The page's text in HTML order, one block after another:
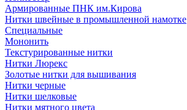
Армированные ПНК им.Кирова
Нитки швейные в промышленной намотке
Специальные
Мононить
Текстурированные нитки
Нитки Люрекс
Золотые нитки для вышивания
Нитки черные
Нитки шелковые
Нитки мятного цвета